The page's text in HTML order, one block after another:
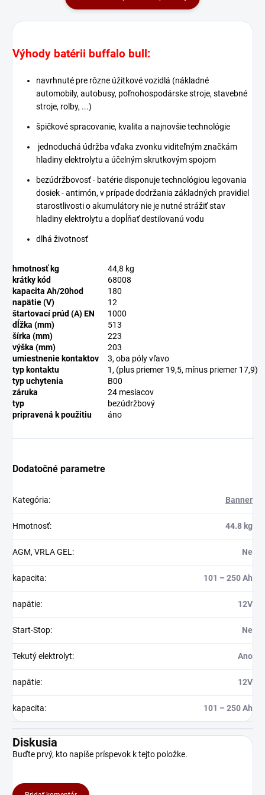
Výhody batérii buffalo bull:
navrhnuté pre rôzne úžitkové vozidlá (nákladné
automobily, autobusy, poľnohospodárske stroje, stavebné
stroje, rolby, ...)
špičkové spracovanie, kvalita a najnovšie technológie
jednoduchá údržba vďaka zvonku viditeľným značkám
hladiny elektrolytu a účelným skrutkovým spojom
bezúdržbovosť - batérie disponuje technológiou legovania
dosiek - antimón, v prípade dodržania základných pravidiel
starostlivosti o akumulátory nie je nutné strážiť stav
hladiny elektrolytu a dopĺňať destilovanú vodu
dlhá životnosť
hmotnosť kg
44,8 kg
krátky kód
68008
kapacita Ah/20hod
180
napätie (V)
12
štartovací prúd (A) EN
1000
dĺžka (mm)
513
šírka (mm)
223
výška (mm)
203
umiestnenie kontaktov
3, oba póly vľavo
typ kontaktu
1, (plus priemer 19,5, mínus priemer 17,9)
typ uchytenia
B00
záruka
24 mesiacov
typ
bezúdržbový
pripravená k použitiu
áno
Dodatočné parametre
Kategória: Banner
Hmotnosť: 44.8 kg
AGM, VRLA GEL : Ne
kapacita: 101 – 250 Ah
napätie: 12V
Start-Stop: Ne
Tekutý elektrolyt: Ano
napätie: 12V
kapacita: 101 – 250 Ah
Diskusia
Buďte prvý, kto napíše príspevok k tejto položke.